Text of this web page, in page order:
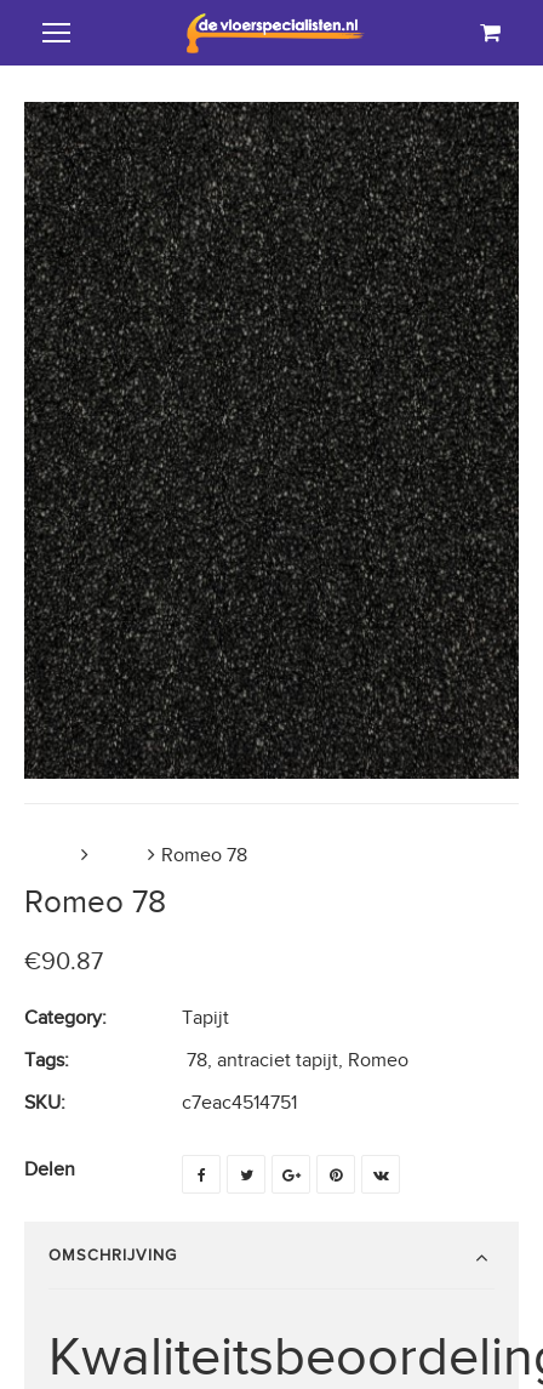
Romeo 78
Romeo 78
€90.87
Category:
Tapijt
Tags:
78, antraciet tapijt, Romeo
SKU:
c7eac4514751
Delen
OMSCHRIJVING